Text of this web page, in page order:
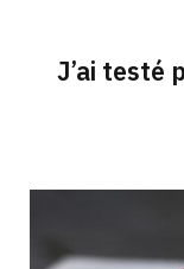
J’ai testé